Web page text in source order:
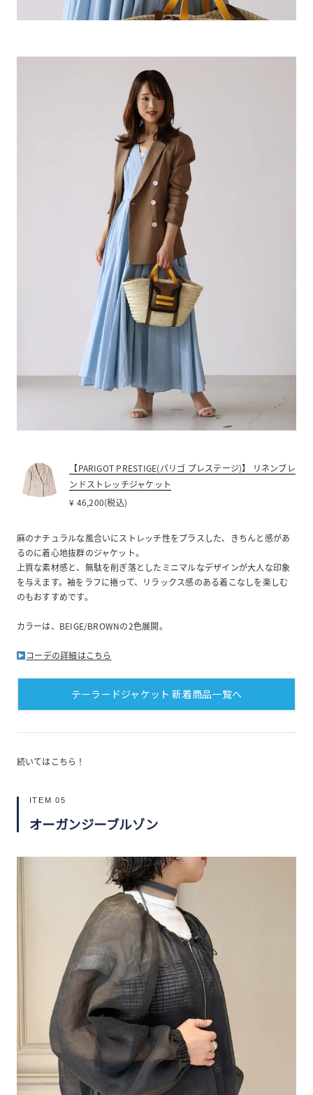
【PARIGOT PRESTIGE(パリゴ プレステージ)】 リネンブレ
ンドストレッチジャケット
¥ 46,200(税込)
麻のナチュラルな風合いにストレッチ性をプラスした、きちんと感があ
るのに着心地抜群のジャケット。
上質な素材感と、無駄を削ぎ落としたミニマルなデザインが大人な印象
を与えます。袖をラフに捲って、リラックス感のある着こなしを楽しむ
のもおすすめです。
カラーは、BEIGE/BROWNの2色展開。
コーデの詳細はこちら
テーラードジャケット 新着商品一覧へ
続いてはこちら！
ITEM 05
オーガンジーブルゾン